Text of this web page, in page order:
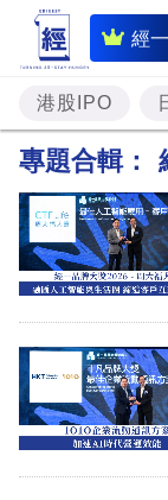
經即
時
財
經
題
投
資
樓
市
理
港股IPO
專題合輯：